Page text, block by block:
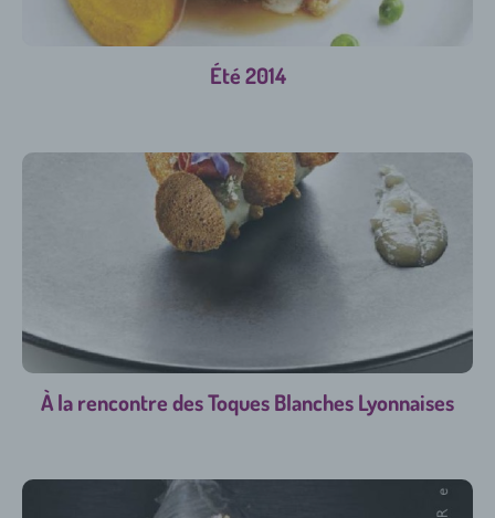
Été 2014
À la rencontre des Toques Blanches Lyonnaises